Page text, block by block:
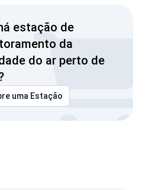
estação de
da
do ar perto de
uma Estação